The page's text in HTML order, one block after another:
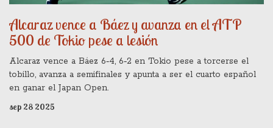
Alcaraz vence a Báez y avanza en el ATP
500 de Tokio pese a lesión
Alcaraz vence a Báez 6‑4, 6‑2 en Tokio pese a torcerse el
tobillo, avanza a semifinales y apunta a ser el cuarto español
en ganar el Japan Open.
sep 28 2025